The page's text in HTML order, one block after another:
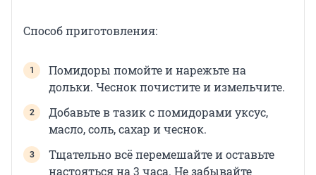
Способ приготовления:
Помидоры помойте и нарежьте на
дольки. Чеснок почистите и измельчите.
Добавьте в тазик с помидорами уксус,
масло, соль, сахар и чеснок.
Тщательно всё перемешайте и оставьте
настояться на 3 часа. Не забывайте